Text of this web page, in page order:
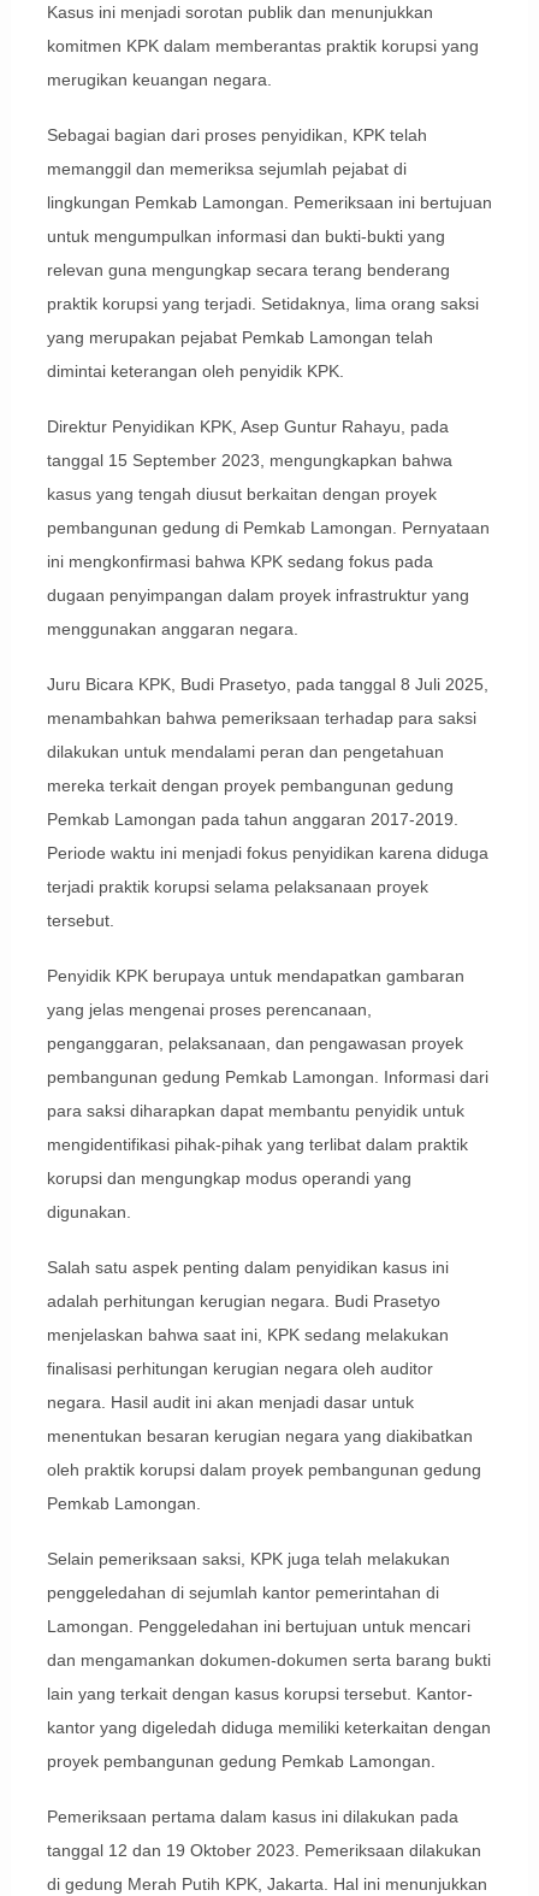
Kasus ini menjadi sorotan publik dan menunjukkan
komitmen KPK dalam memberantas praktik korupsi yang
merugikan keuangan negara.
Sebagai bagian dari proses penyidikan, KPK telah
memanggil dan memeriksa sejumlah pejabat di
lingkungan Pemkab Lamongan. Pemeriksaan ini bertujuan
untuk mengumpulkan informasi dan bukti-bukti yang
relevan guna mengungkap secara terang benderang
praktik korupsi yang terjadi. Setidaknya, lima orang saksi
yang merupakan pejabat Pemkab Lamongan telah
dimintai keterangan oleh penyidik KPK.
Direktur Penyidikan KPK, Asep Guntur Rahayu, pada
tanggal 15 September 2023, mengungkapkan bahwa
kasus yang tengah diusut berkaitan dengan proyek
pembangunan gedung di Pemkab Lamongan. Pernyataan
ini mengkonfirmasi bahwa KPK sedang fokus pada
dugaan penyimpangan dalam proyek infrastruktur yang
menggunakan anggaran negara.
Juru Bicara KPK, Budi Prasetyo, pada tanggal 8 Juli 2025,
menambahkan bahwa pemeriksaan terhadap para saksi
dilakukan untuk mendalami peran dan pengetahuan
mereka terkait dengan proyek pembangunan gedung
Pemkab Lamongan pada tahun anggaran 2017-2019.
Periode waktu ini menjadi fokus penyidikan karena diduga
terjadi praktik korupsi selama pelaksanaan proyek
tersebut.
Penyidik KPK berupaya untuk mendapatkan gambaran
yang jelas mengenai proses perencanaan,
penganggaran, pelaksanaan, dan pengawasan proyek
pembangunan gedung Pemkab Lamongan. Informasi dari
para saksi diharapkan dapat membantu penyidik untuk
mengidentifikasi pihak-pihak yang terlibat dalam praktik
korupsi dan mengungkap modus operandi yang
digunakan.
Salah satu aspek penting dalam penyidikan kasus ini
adalah perhitungan kerugian negara. Budi Prasetyo
menjelaskan bahwa saat ini, KPK sedang melakukan
finalisasi perhitungan kerugian negara oleh auditor
negara. Hasil audit ini akan menjadi dasar untuk
menentukan besaran kerugian negara yang diakibatkan
oleh praktik korupsi dalam proyek pembangunan gedung
Pemkab Lamongan.
Selain pemeriksaan saksi, KPK juga telah melakukan
penggeledahan di sejumlah kantor pemerintahan di
Lamongan. Penggeledahan ini bertujuan untuk mencari
dan mengamankan dokumen-dokumen serta barang bukti
lain yang terkait dengan kasus korupsi tersebut. Kantor-
kantor yang digeledah diduga memiliki keterkaitan dengan
proyek pembangunan gedung Pemkab Lamongan.
Pemeriksaan pertama dalam kasus ini dilakukan pada
tanggal 12 dan 19 Oktober 2023. Pemeriksaan dilakukan
di gedung Merah Putih KPK, Jakarta. Hal ini menunjukkan